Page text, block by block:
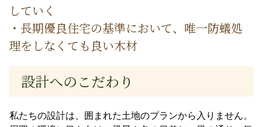
していく
・長期優良住宅の基準において、唯一防蟻処
理をしなくても良い木材
設計へのこだわり
私たちの設計は、囲まれた土地のプランから入りません。